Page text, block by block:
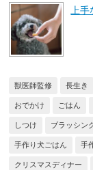
上
獣医師監修 長生き
おでかけ ごはん
しつけ ブラッシン
手作り犬ごはん 手
クリスマスディナー